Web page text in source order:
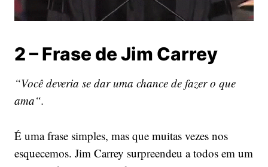
2 – Frase de Jim Carrey
“Você deveria se dar uma chance de fazer o que
ama“.
É uma frase simples, mas que muitas vezes nos
esquecemos. Jim Carrey surpreendeu a todos em um